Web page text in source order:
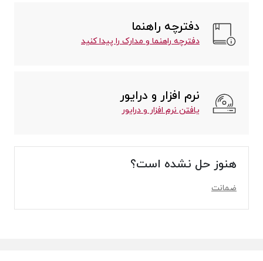
دفترچه راهنما
دفترچه راهنما و مدارک را پیدا کنید
نرم افزار و درایور
یافتن نرم افزار و درایور
هنوز حل نشده است؟
ضمانت